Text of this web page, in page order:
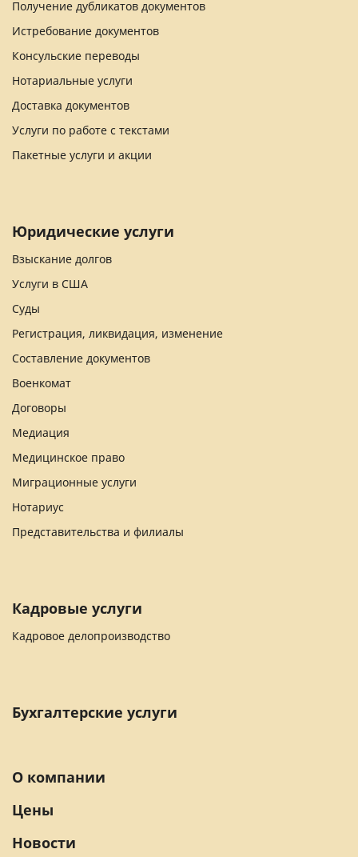
Получение дубликатов документов
Истребование документов
Консульские переводы
Нотариальные услуги
Доставка документов
Услуги по работе с текстами
Пакетные услуги и акции
Юридические услуги
Взыскание долгов
Услуги в США
Суды
Регистрация, ликвидация, изменение
Составление документов
Военкомат
Договоры
Медиация
Медицинское право
Миграционные услуги
Нотариус
Представительства и филиалы
Кадровые услуги
Кадровое делопроизводство
Бухгалтерские услуги
О компании
Цены
Новости